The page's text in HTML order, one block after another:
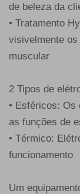
de beleza da
• Tratamento
visivelmente
muscular
2 Tipos de
• Esféricos: Os
as funções de
• Térmico:
funcionamento
Um